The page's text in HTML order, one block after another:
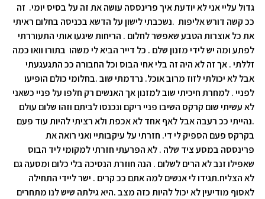
גדול עליי אני לא יודעת איך פרינססה עושה את זה על בסיס יומי. זה
ככ קשה דורש אליפות .נשכבתי לישון על הדשא בכניסה בחלום ראיתי
את כל אוצרות הטבע שאפשר לחלום . הריחות שיגעו אותי התעוררתי
לפתע ומה יש לידי מזנון שלם . כל דייר הביא לי משהו בתורו וואו כמה
זללתי . אך זה לא היה זה בלי אחי הבוס וכל החבורה ככ התגעגעתי
אבל לא יכולתי לזוז מרוב אוכל. נרדמתי שוב .בחלומי כולם הופיעו
לפניי . למחרת חיכיתי שוב למזנון אך האנשים רק חלפו על פניי כשאני
לא עשיתי שום קרקס השיבו פניי ריקם ונכנסו לביתם וזהו שלום עולם
.נהייתי ככ רעבה אבל לאף אחד לא אכפת ולא רציתי להיות עוד פעם
בקרקס פעם הספיק לי די. חזרתי על עיקבותיי ואני רואה את
פרינססה במסע ציד שלה . לא הפרעתי חזרתי למקומי ליד הבוס
שאפילו זנב לא הרים לשלום . הנה חוזרת הנסיכה בלי כלום ומסעה גם
לא הצליח.תגידו לי אנשים למה אתם ככ קרים . ישר ליידי התחילה
לאסוף מודיעין לא יכול להיות כזה מצב .היא גילתה שיש לנו מתחרים